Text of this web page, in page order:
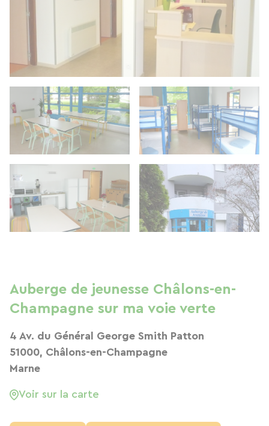
Auberge de jeunesse Châlons-en-
Champagne sur ma voie verte
4 Av. du Général George Smith Patton
51000, Châlons-en-Champagne
Marne
Voir sur la carte